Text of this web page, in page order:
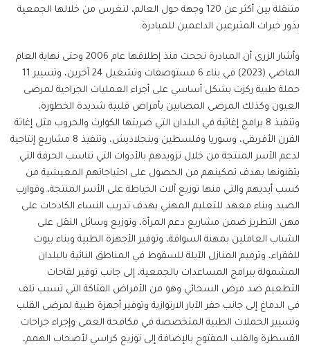
متنقلة بين أكثر عن 120 وجهة حول العالم، لتغرس من خلالها الجمعية
بذور خيرات المتبرعين الداعمين للمبادرة.
وأشار الزري أن المبادرة نجحت منذ إطلاقها عام 2006 وحتى نهاية العام
الماضي (2023) في بناء 6 مستوصفات وتشغيل 24 آخرين، وتسيير 11
حملة طبية ركزت بشكل أساسي على أجراء العمليات الجراحية لمرضى
العيون وكذلك المرضى المصابين بأمراض قلبية شديدة الخطورة،
وتنفيذ 8 برامج إغاثية في البلدان التي ضربتها الكوارث والحروب مثل إغاثة
القرن الأفريقي، وسوريا وفلسطين وبنجلاديش، وتنفيذ 8 مشاريع إنتاجية
لدعم الأسر المنتجة من خلال تزويدهم بالأدوات التي تناسب الحرفة التي
يتقنونها بهدف تمكينهم من الحصول على احتياجاتهم المعيشية من
كسب أيديهم والتي منها توزيع آلات الخياطة على الأسر المنتجة، وقوارب
الصيد وبناء معهد للتعليم المهني بهدف تدريب النساء الكادحات على
مهن التطريز ضمن مشاريع دعم المرأة، وتوزيع وسائل النقل على
الشباب العاملين بمهنة السواقة، وتوفير الأجهزة الطبية وبناء بيوت
للفقراء، وترميم المنازل الآيلة للسقوط في المناطق النائية بالبلدان
المشمولة ببرامج المساعدات بالجمعية، إلى جانب توفير لقاحات
التطعيم ضد مرض السحائي وهو من الأمراض الفتاكة التي تسبب تلف
في الدماغ إلى جانب حفر الآبار الارتوازية وتوفير أجهزة طبية لمرضى القلب
وتسيير الحملات الطبية المتخصصة في مكافحة العمى وإجراء جراحات
القسطرة والقلب المفتوح بالإضافة إلى توزيع كراسي لأصحاب الهمم،